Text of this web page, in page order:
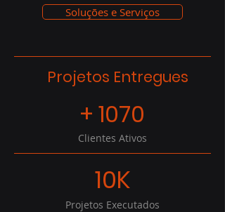
Soluções e Serviços
Projetos Entregues
+ 1070
Clientes Ativos
10K
Projetos Executados